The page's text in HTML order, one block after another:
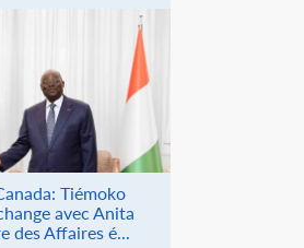
Tiémoko
avec Anita
des Affaires é...